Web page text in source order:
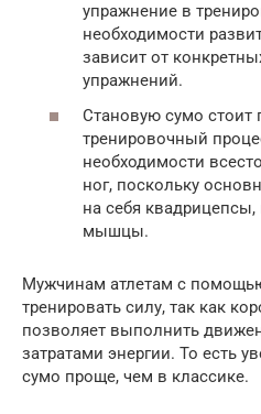
упражнение в
необходимости
зависит от
упражнений.
Становую сумо стоит
тренировочный
необходимости
ног, поскольку
на себя
мышцы.
Мужчинам атлетам с
тренировать силу, так как
позволяет выполнить
затратами энергии. То есть
сумо проще, чем в классике.